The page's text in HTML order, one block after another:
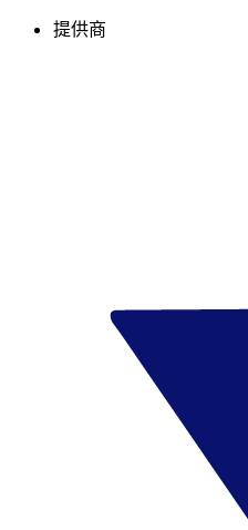
提供商